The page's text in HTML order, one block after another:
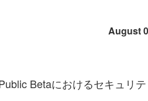
August
Betaにおけるセキュリ